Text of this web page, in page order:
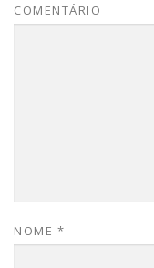
COMENTÁRIO
NOME *